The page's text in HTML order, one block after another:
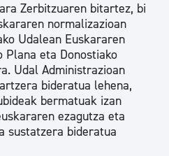
Zerbitzuaren bitartez, bi
normalizazioan
Udalean Euskararen
Plana eta Donostiako
Udal Administrazioan
bideratua lehena,
bermatuak izan
ezagutza eta
sustatzera bideratua